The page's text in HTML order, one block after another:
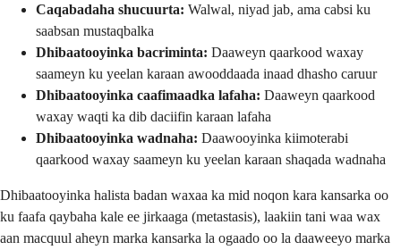
Caqabadaha shucuurta: Walwal, niyad jab, ama cabsi ku
saabsan mustaqbalka
Dhibaatooyinka bacriminta: Daaweyn qaarkood waxay
saameyn ku yeelan karaan awooddaada inaad dhasho caruur
Dhibaatooyinka caafimaadka lafaha: Daaweyn qaarkood
waxay waqti ka dib daciifin karaan lafaha
Dhibaatooyinka wadnaha: Daawooyinka kiimoterabi
qaarkood waxay saameyn ku yeelan karaan shaqada wadnaha
Dhibaatooyinka halista badan waxaa ka mid noqon kara kansarka oo
ku faafa qaybaha kale ee jirkaaga (metastasis), laakiin tani waa wax
aan macquul aheyn marka kansarka la ogaado oo la daaweeyo marka